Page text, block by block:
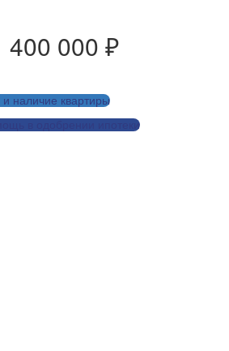
400 000 ₽
и наличие квартиры
в одобрении ипотеки